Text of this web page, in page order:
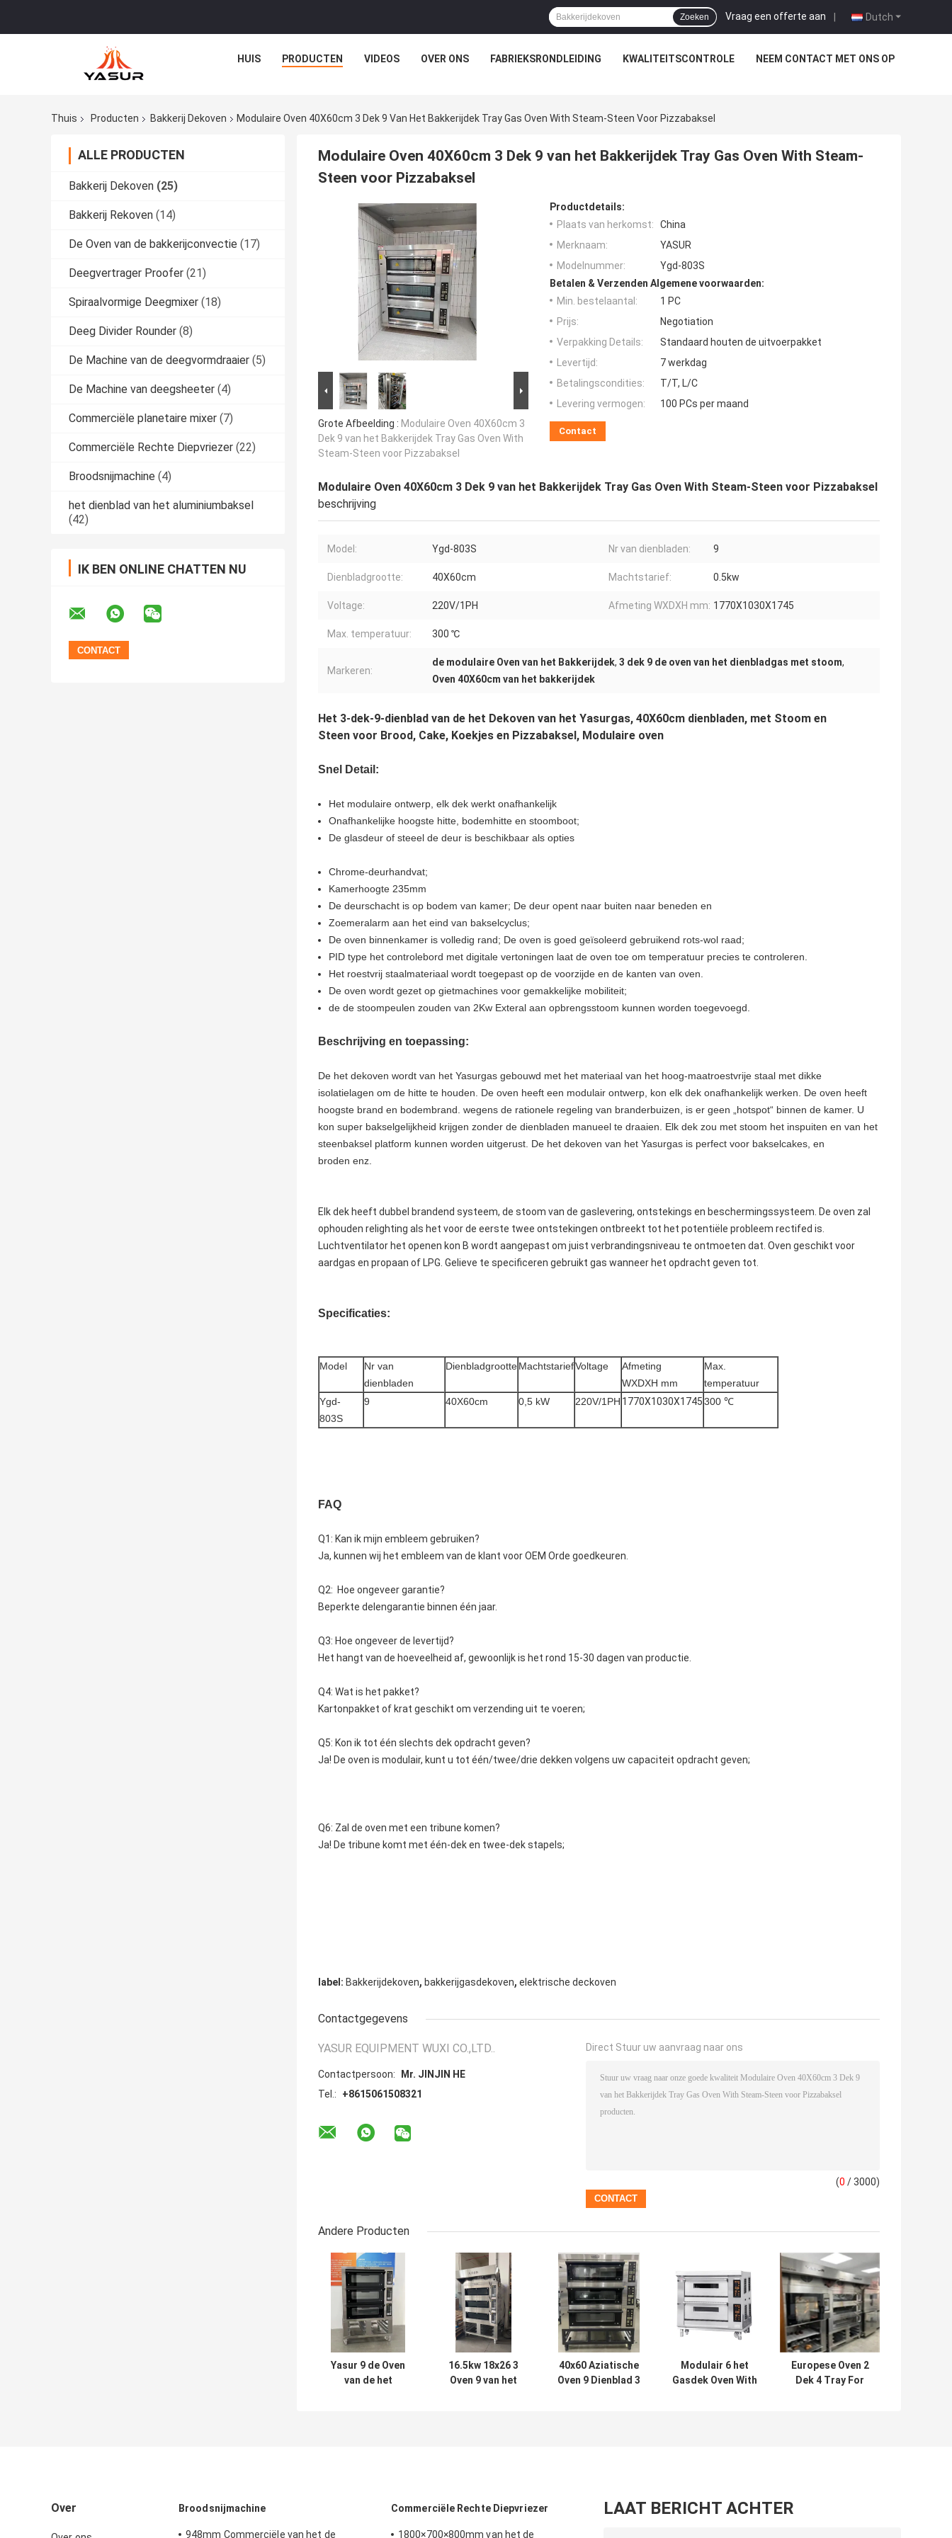
Dutch
Vraag een offerte aan |
Zoeken
HUIS PRODUCTEN VIDEOS OVER ONS FABRIEKSRONDLEIDING KWALITEITSCONTROLE NEEM CONTACT MET ONS OP
Thuis Producten Bakkerij Dekoven Modulaire Oven 40X60cm 3 Dek 9 Van Het Bakkerijdek Tray Gas Oven With Steam-Steen Voor Pizzabaksel
ALLE PRODUCTEN
Bakkerij Dekoven (25)
Bakkerij Rekoven (14)
De Oven van de bakkerijconvectie (17)
Deegvertrager Proofer (21)
Spiraalvormige Deegmixer (18)
Deeg Divider Rounder (8)
De Machine van de deegvormdraaier (5)
De Machine van deegsheeter (4)
Commerciële planetaire mixer (7)
Commerciële Rechte Diepvriezer (22)
Broodsnijmachine (4)
het dienblad van het aluminiumbaksel
(42)
IK BEN ONLINE CHATTEN NU
Modulaire Oven 40X60cm 3 Dek 9 van het Bakkerijdek Tray Gas Oven With Steam-
Steen voor Pizzabaksel
Grote Afbeelding : Modulaire Oven 40X60cm 3
Dek 9 van het Bakkerijdek Tray Gas Oven With
Steam-Steen voor Pizzabaksel
Productdetails:
Plaats van herkomst:
China
Merknaam:
YASUR
Modelnummer:
Ygd-803S
Betalen & Verzenden Algemene voorwaarden:
Min. bestelaantal:
1 PC
Prijs:
Negotiation
Verpakking Details:
Standaard houten de uitvoerpakket
Levertijd:
7 werkdag
Betalingscondities:
T/T, L/C
Levering vermogen:
100 PCs per maand
Contact
Modulaire Oven 40X60cm 3 Dek 9 van het Bakkerijdek Tray Gas Oven With Steam-Steen voor Pizzabaksel
beschrijving
Model: Ygd-803S Nr van dienbladen: 9
Dienbladgrootte: 40X60cm Machtstarief: 0.5kw
Voltage: 220V/1PH Afmeting WXDXH mm: 1770X1030X1745
Max. temperatuur: 300 ℃
Markeren:
de modulaire Oven van het Bakkerijdek, 3 dek 9 de oven van het dienbladgas met stoom,
Oven 40X60cm van het bakkerijdek
Het 3-dek-9-dienblad van de het Dekoven van het Yasurgas, 40X60cm dienbladen, met Stoom en
Steen voor Brood, Cake, Koekjes en Pizzabaksel, Modulaire oven
Snel Detail:
Het modulaire ontwerp, elk dek werkt onafhankelijk
Onafhankelijke hoogste hitte, bodemhitte en stoomboot;
De glasdeur of steeel de deur is beschikbaar als opties
Chrome-deurhandvat;
Kamerhoogte 235mm
De deurschacht is op bodem van kamer; De deur opent naar buiten naar beneden en
Zoemeralarm aan het eind van bakselcyclus;
De oven binnenkamer is volledig rand; De oven is goed geïsoleerd gebruikend rots-wol raad;
PID type het controlebord met digitale vertoningen laat de oven toe om temperatuur precies te controleren.
Het roestvrij staalmateriaal wordt toegepast op de voorzijde en de kanten van oven.
De oven wordt gezet op gietmachines voor gemakkelijke mobiliteit;
de de stoompeulen zouden van 2Kw Exteral aan opbrengsstoom kunnen worden toegevoegd.
Beschrijving en toepassing:
De het dekoven wordt van het Yasurgas gebouwd met het materiaal van het hoog-maatroestvrije staal met dikke
isolatielagen om de hitte te houden. De oven heeft een modulair ontwerp, kon elk dek onafhankelijk werken. De oven heeft
hoogste brand en bodembrand. wegens de rationele regeling van branderbuizen, is er geen „hotspot“ binnen de kamer. U
kon super bakselgelijkheid krijgen zonder de dienbladen manueel te draaien. Elk dek zou met stoom het inspuiten en van het
steenbaksel platform kunnen worden uitgerust. De het dekoven van het Yasurgas is perfect voor bakselcakes, en
broden enz.
Elk dek heeft dubbel brandend systeem, de stoom van de gaslevering, ontstekings en beschermingssysteem. De oven zal
ophouden relighting als het voor de eerste twee ontstekingen ontbreekt tot het potentiële probleem rectifed is.
Luchtventilator het openen kon B wordt aangepast om juist verbrandingsniveau te ontmoeten dat. Oven geschikt voor
aardgas en propaan of LPG. Gelieve te specificeren gebruikt gas wanneer het opdracht geven tot.
Specificaties:
Model
Nr van
dienbladen
DienbladgrootteMachtstariefVoltage
Afmeting
WXDXH mm
Max.
temperatuur
Ygd-
803S
9 40X60cm 0,5 kW 220V/1PH 1770X1030X1745300 ℃
FAQ
Q1: Kan ik mijn embleem gebruiken?
Ja, kunnen wij het embleem van de klant voor OEM Orde goedkeuren.
Q2: Hoe ongeveer garantie?
Beperkte delengarantie binnen één jaar.
Q3: Hoe ongeveer de levertijd?
Het hangt van de hoeveelheid af, gewoonlijk is het rond 15-30 dagen van productie.
Q4: Wat is het pakket?
Kartonpakket of krat geschikt om verzending uit te voeren;
Q5: Kon ik tot één slechts dek opdracht geven?
Ja! De oven is modulair, kunt u tot één/twee/drie dekken volgens uw capaciteit opdracht geven;
Q6: Zal de oven met een tribune komen?
Ja! De tribune komt met één-dek en twee-dek stapels;
label: Bakkerijdekoven, bakkerijgasdekoven, elektrische deckoven
Contactgegevens
YASUR EQUIPMENT WUXI CO.,LTD..
Contactpersoon:
Mr. JINJIN HE
Tel.:
+8615061508321
Direct Stuur uw aanvraag naar ons
(0 / 3000)
Andere Producten
Yasur 9 de Oven
van de het
16.5kw 18x26 3
Oven 9 van het
40x60 Aziatische
Oven 9 Dienblad 3
Modulair 6 het
Gasdek Oven With
Europese Oven 2
Dek 4 Tray For
Over Broodsnijmachine
948mm Commerciële van het de
Commerciële Rechte Diepvriezer
1800×700×800mm van het de
LAAT BERICHT ACHTER